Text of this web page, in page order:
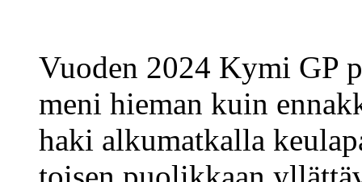
Vuoden 2024 Kymi GP
meni hieman kuin
haki alkumatkalla